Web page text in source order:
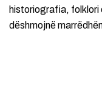
historiografia, folklori
dëshmojnë